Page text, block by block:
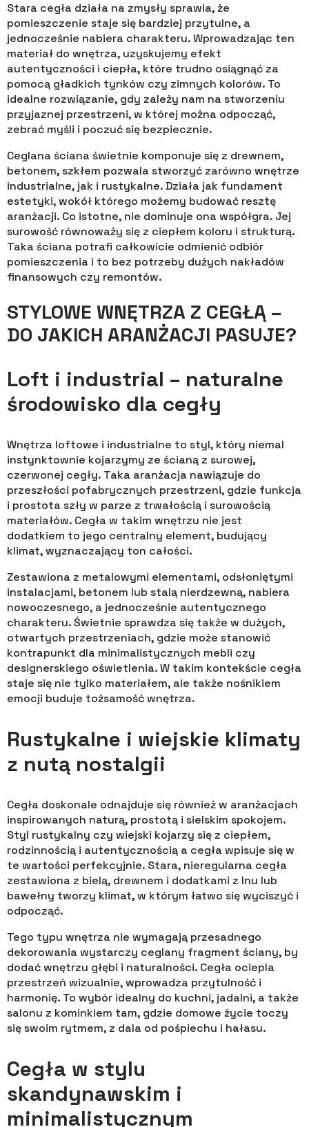
Stara cegła działa na zmysły sprawia, że
pomieszczenie staje się bardziej przytulne, a
jednocześnie nabiera charakteru. Wprowadzając ten
materiał do wnętrza, uzyskujemy efekt
autentyczności i ciepła, które trudno osiągnąć za
pomocą gładkich tynków czy zimnych kolorów. To
idealne rozwiązanie, gdy zależy nam na stworzeniu
przyjaznej przestrzeni, w której można odpocząć,
zebrać myśli i poczuć się bezpiecznie.
Ceglana ściana świetnie komponuje się z drewnem,
betonem, szkłem pozwala stworzyć zarówno wnętrze
industrialne, jak i rustykalne. Działa jak fundament
estetyki, wokół którego możemy budować resztę
aranżacji. Co istotne, nie dominuje ona współgra. Jej
surowość równoważy się z ciepłem koloru i strukturą.
Taka ściana potrafi całkowicie odmienić odbiór
pomieszczenia i to bez potrzeby dużych nakładów
finansowych czy remontów.
STYLOWE WNĘTRZA Z CEGŁĄ –
DO JAKICH ARANŻACJI PASUJE?
Loft i industrial – naturalne
środowisko dla cegły
Wnętrza loftowe i industrialne to styl, który niemal
instynktownie kojarzymy ze ścianą z surowej,
czerwonej cegły. Taka aranżacja nawiązuje do
przeszłości pofabrycznych przestrzeni, gdzie funkcja
i prostota szły w parze z trwałością i surowością
materiałów. Cegła w takim wnętrzu nie jest
dodatkiem to jego centralny element, budujący
klimat, wyznaczający ton całości.
Zestawiona z metalowymi elementami, odsłoniętymi
instalacjami, betonem lub stalą nierdzewną, nabiera
nowoczesnego, a jednocześnie autentycznego
charakteru. Świetnie sprawdza się także w dużych,
otwartych przestrzeniach, gdzie może stanowić
kontrapunkt dla minimalistycznych mebli czy
designerskiego oświetlenia. W takim kontekście cegła
staje się nie tylko materiałem, ale także nośnikiem
emocji buduje tożsamość wnętrza.
Rustykalne i wiejskie klimaty
z nutą nostalgii
Cegła doskonale odnajduje się również w aranżacjach
inspirowanych naturą, prostotą i sielskim spokojem.
Styl rustykalny czy wiejski kojarzy się z ciepłem,
rodzinnością i autentycznością a cegła wpisuje się w
te wartości perfekcyjnie. Stara, nieregularna cegła
zestawiona z bielą, drewnem i dodatkami z lnu lub
bawełny tworzy klimat, w którym łatwo się wyciszyć i
odpocząć.
Tego typu wnętrza nie wymagają przesadnego
dekorowania wystarczy ceglany fragment ściany, by
dodać wnętrzu głębi i naturalności. Cegła ociepla
przestrzeń wizualnie, wprowadza przytulność i
harmonię. To wybór idealny do kuchni, jadalni, a także
salonu z kominkiem tam, gdzie domowe życie toczy
się swoim rytmem, z dala od pośpiechu i hałasu.
Cegła w stylu
skandynawskim i
minimalistycznym